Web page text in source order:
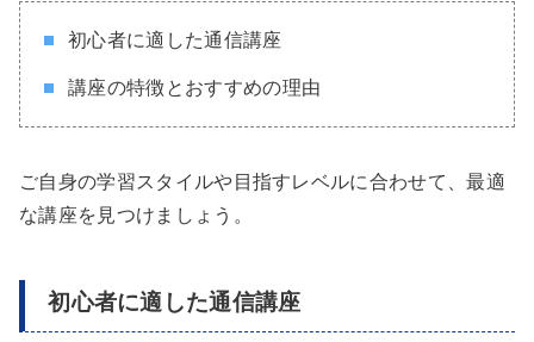
初心者に適した通信講座
講座の特徴とおすすめの理由
ご自身の学習スタイルや目指すレベルに合わせて、最適
な講座を見つけましょう。
初心者に適した通信講座